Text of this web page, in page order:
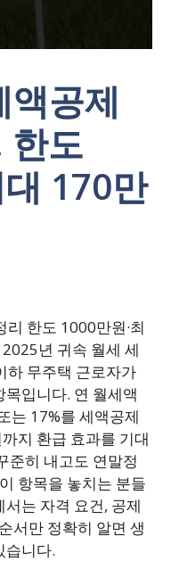
공제
한도
170만
한도 1000만원·최
년 귀속 월세 세
하 무주택 근로자가
입니다. 연 월세액
는 17%를 세액공제
지 환급 효과를 기대
준히 내고도 연말정
항목을 놓치는 분들
는 자격 요건, 공제
서만 정확히 알면 생
습니다.